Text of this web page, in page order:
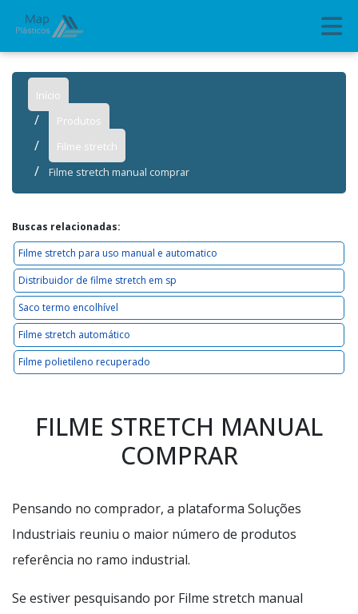
Início
Produtos
Filme stretch
Filme stretch manual comprar
Buscas relacionadas:
Filme stretch para uso manual e automatico
Distribuidor de filme stretch em sp
Saco termo encolhível
Filme stretch automático
Filme polietileno recuperado
FILME STRETCH MANUAL
COMPRAR
Pensando no comprador, a plataforma Soluções
Industriais reuniu o maior número de produtos
referência no ramo industrial.
Se estiver pesquisando por Filme stretch manual